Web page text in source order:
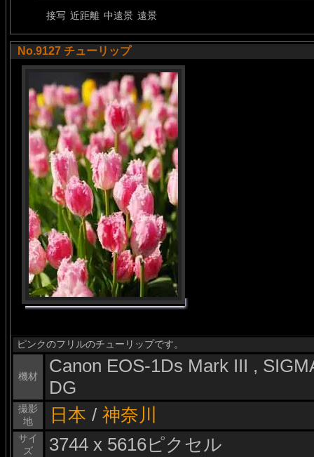
接写 近距離 中遠景 遠景
No.9127 チューリップ
ピンクのフリルのチューリップです。
機材
Canon EOS-1Ds Mark III ,
DG
撮影
地
日本 / 神奈川
サイ
ズ
3744 x 5616ピクセル